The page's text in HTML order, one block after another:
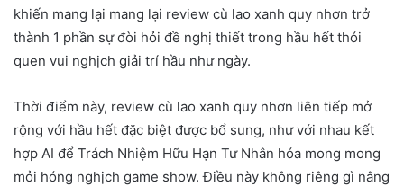
khiến mang lại mang lại review cù lao xanh quy nhơn trở
thành 1 phần sự đòi hỏi đề nghị thiết trong hầu hết thói
quen vui nghịch giải trí hầu như ngày.
Thời điểm này, review cù lao xanh quy nhơn liên tiếp mở
rộng với hầu hết đặc biệt được bổ sung, như với nhau kết
hợp AI để Trách Nhiệm Hữu Hạn Tư Nhân hóa mong mong
mỏi hóng nghịch game show. Điều này không riêng gì nâng